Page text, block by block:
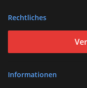
Rechtliches
Informationen